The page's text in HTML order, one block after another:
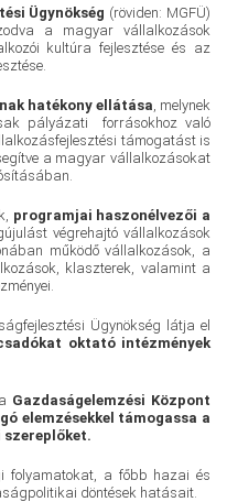
Ügynökség (röviden: MGFÜ)
a magyar vállalkozások
kultúra fejlesztése és az
hatékony ellátása , melynek
pályázati forrásokhoz való
támogatást is
a magyar vállalkozásokat
programjai haszonélvezői a
végrehajtó vállalkozások
működő vállalkozások, a
klaszterek, valamint a
Ügynökség látja el
oktató intézmények
Gazdaságelemzési Központ
elemzésekkel támogassa a
szereplőket.
folyamatokat, a főbb hazai és
döntések hatásait.